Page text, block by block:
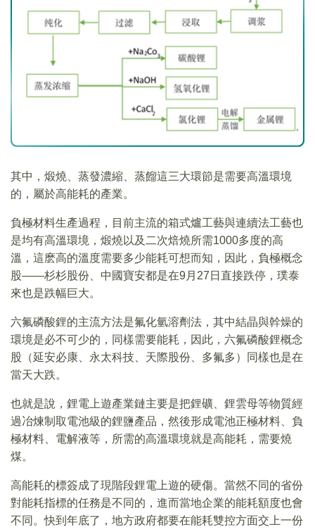
其中，煅燒、蒸發濃縮、蒸餾這三大環節是需要高溫環境
的，屬於高能耗的產業。
負極材料生產過程，目前主流的箱式爐工藝與連續法工藝也
是均有高溫環境，煅燒以及二次焙燒所需1000多度的高
溫，這麽高的溫度需要多少能耗可想而知，因此，負極概念
股——杉杉股份、中國寶安都是在9月27日直接跌停，璞泰
來也是跌幅巨大。
六氟磷酸鋰的主流方法是氟化氫溶劑法，其中結晶與幹燥的
環境是必不可少的，同樣需要能耗，因此，六氟磷酸鋰概念
股（延安必康、永太科技、天際股份、多氟多）同樣也是在
當天大跌。
也就是說，鋰電上遊產業鏈主要是把鋰礦、鋰雲母等物質經
過冶煉制取電池級的鋰鹽產品，然後形成電池正極材料、負
極材料、電解液等，所需的高溫環境就是高能耗，需要燒
煤。
高能耗的標簽成了現階段鋰電上遊的硬傷。當然不同的省份
對能耗指標的任務是不同的，進而當地企業的能耗額度也會
不同。快到年底了，地方政府都要在能耗雙控方面交上一份